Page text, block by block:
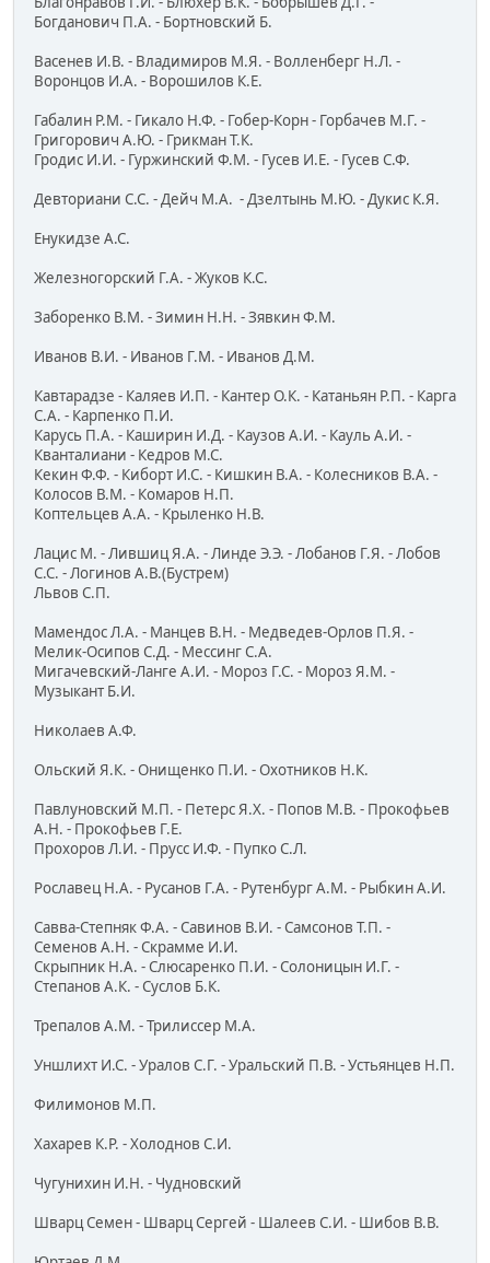
Богданович П.А. - Бортновский Б.
Васенев И.В. - Владимиров М.Я. - Волленберг Н.Л. -
Воронцов И.А. - Ворошилов К.Е.
Габалин Р.М. - Гикало Н.Ф. - Гобер-Корн - Горбачев М.Г. -
Григорович А.Ю. - Грикман Т.К.
Гродис И.И. - Гуржинский Ф.М. - Гусев И.Е. - Гусев С.Ф.
Девториани С.С. - Дейч М.А. - Дзелтынь М.Ю. - Дукис К.Я.
Енукидзе А.С.
Железногорский Г.А. - Жуков К.С.
Заборенко В.М. - Зимин Н.Н. - Зявкин Ф.М.
Иванов В.И. - Иванов Г.М. - Иванов Д.М.
Кавтарадзе - Каляев И.П. - Кантер О.К. - Катаньян Р.П. - Карга
С.А. - Карпенко П.И.
Карусь П.А. - Каширин И.Д. - Каузов А.И. - Кауль А.И. -
Кванталиани - Кедров М.С.
Кекин Ф.Ф. - Киборт И.С. - Кишкин В.А. - Колесников В.А. -
Колосов В.М. - Комаров Н.П.
Коптельцев А.А. - Крыленко Н.В.
Лацис М. - Лившиц Я.А. - Линде Э.Э. - Лобанов Г.Я. - Лобов
С.С. - Логинов А.В.(Бустрем)
Львов С.П.
Мамендос Л.А. - Манцев В.Н. - Медведев-Орлов П.Я. -
Мелик-Осипов С.Д. - Мессинг С.А.
Мигачевский-Ланге А.И. - Мороз Г.С. - Мороз Я.М. -
Музыкант Б.И.
Николаев А.Ф.
Ольский Я.К. - Онищенко П.И. - Охотников Н.К.
Павлуновский М.П. - Петерс Я.Х. - Попов М.В. - Прокофьев
А.Н. - Прокофьев Г.Е.
Прохоров Л.И. - Прусс И.Ф. - Пупко С.Л.
Рославец Н.А. - Русанов Г.А. - Рутенбург А.М. - Рыбкин А.И.
Савва-Степняк Ф.А. - Савинов В.И. - Самсонов Т.П. -
Семенов А.Н. - Скрамме И.И.
Скрыпник Н.А. - Слюсаренко П.И. - Солоницын И.Г. -
Степанов А.К. - Суслов Б.К.
Трепалов А.М. - Трилиссер М.А.
Уншлихт И.С. - Уралов С.Г. - Уральский П.В. - Устьянцев Н.П.
Филимонов М.П.
Хахарев К.Р. - Холоднов С.И.
Чугунихин И.Н. - Чудновский
Шварц Семен - Шварц Сергей - Шалеев С.И. - Шибов В.В.